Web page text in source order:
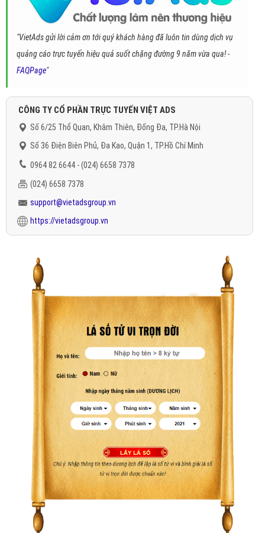
"VietAds gửi lời cảm ơn tới quý khách hàng đã luôn tin dùng dịch vụ
quảng cáo trực tuyến hiệu quả suốt chặng đường 9 năm vừa qua! -
FAQPage"
CÔNG TY CỔ PHẦN TRỰC TUYẾN VIỆT ADS
Số 6/25 Thổ Quan, Khâm Thiên, Đống Đa, TP.Hà Nội
Số 36 Điện Biên Phủ, Đa Kao, Quận 1, TP.Hồ Chí Minh
0964 82 6644 - (024) 6658 7378
(024) 6658 7378
support@vietadsgroup.vn
https://vietadsgroup.vn